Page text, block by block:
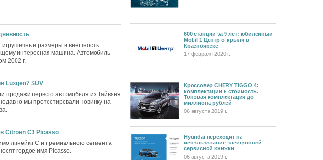
игрушечные размеры и внешность
интересная машина. Автомобиль
2002 г.
Luxgen7 SUV
продажи первого автомобиля из Тайваня
мы протестировали новинку на
Citroёn C3 Picasso
линейки C и премиального сегмента
гордое имя Picasso.
600 станций за 9 лет: юбилейный
Mobil 1 Центр открыли в
Красноярске
17 февраля 2020 г.
Кроссовер CHERY TIGGO 4:
комплектации и стоимость.
Топовая комплектация до
миллиона рублей
06 августа 2019 г.
Hyundai переходит на
использование электронной
сервисной книжки
06 августа 2019 г.